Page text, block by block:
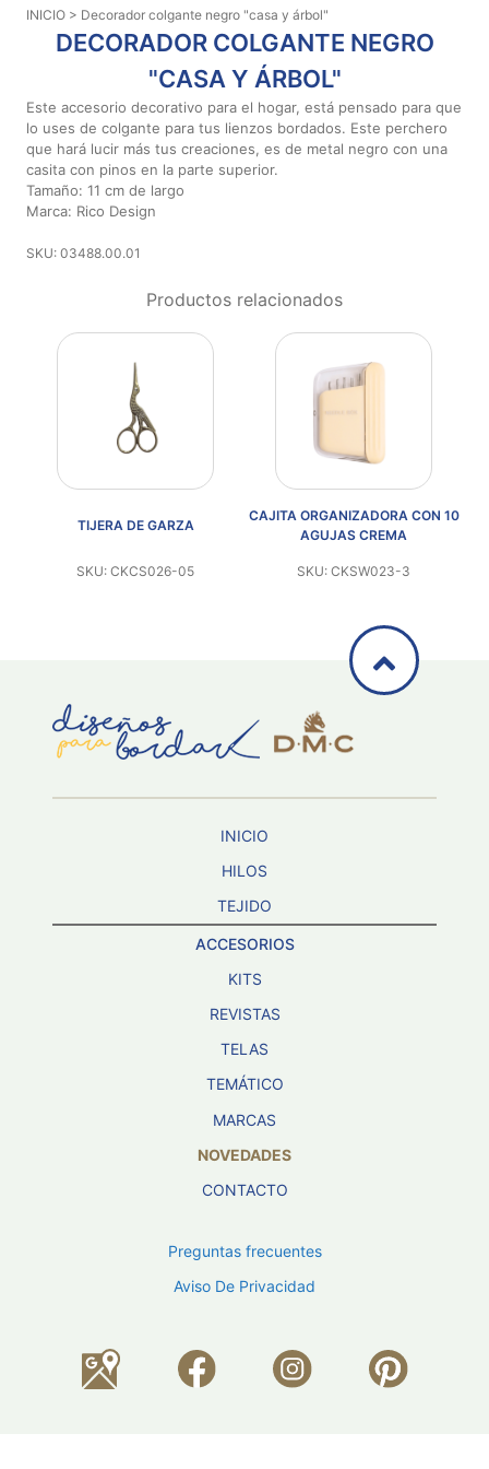
Aviso De
Privacidad
Diseños
Para
INICIO > Decorador colgante negro "casa y árbol"
DECORADOR COLGANTE NEGRO
"CASA Y ÁRBOL"
Este accesorio decorativo para el hogar, está pensado para que
lo uses de colgante para tus lienzos bordados. Este perchero
que hará lucir más tus creaciones, es de metal negro con una
casita con pinos en la parte superior.
Tamaño: 11 cm de largo
Marca: Rico Design
SKU: 03488.00.01
Productos relacionados
TIJERA DE GARZA
SKU: CKCS026-05
CAJITA ORGANIZADORA CON 10
AGUJAS CREMA
SKU: CKSW023-3
INICIO
HILOS
TEJIDO
ACCESORIOS
KITS
REVISTAS
TELAS
TEMÁTICO
MARCAS
NOVEDADES
CONTACTO
Preguntas frecuentes
Aviso De Privacidad